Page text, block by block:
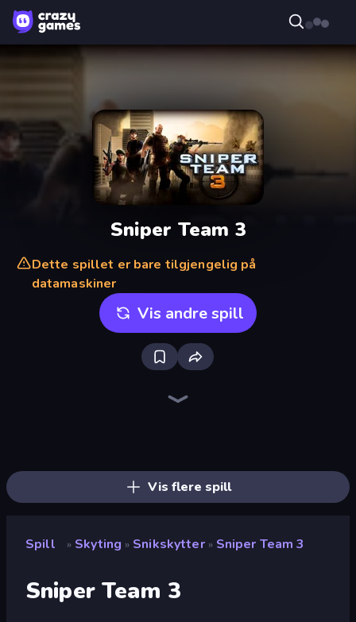
Sniper Team 3
Dette spillet er bare tilgjengelig på
datamaskiner
Vis andre spill
Vis flere spill
Spill » Skyting » Snikskytter » Sniper Team 3
Sniper Team 3